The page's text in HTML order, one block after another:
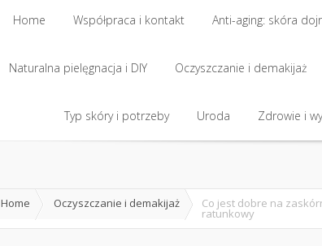
Home
Home
Współpraca i kontakt
Współpraca i kontakt
Anti-aging: skóra
Anti-aging: skóra
Naturalna pielęgnacja i DIY
Naturalna pielęgnacja i DIY
Oczyszczanie i demakijaż
Oczyszczanie i demakijaż
Typ skóry i potrzeby Uroda Zdrowie i
Home Oczyszczanie i demakijaż Co jest dobre na
ratunkowy